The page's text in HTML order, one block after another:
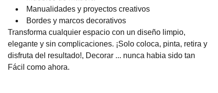
Manualidades y proyectos creativos
Bordes y marcos decorativos
Transforma cualquier espacio con un diseño limpio,
elegante y sin complicaciones. ¡Solo coloca, pinta, retira y
disfruta del resultado!, Decorar ... nunca habia sido tan
Fácil como ahora.